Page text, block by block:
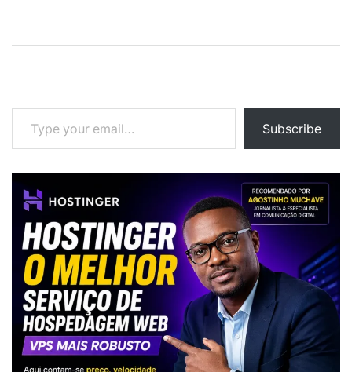
Type your email…
Subscribe